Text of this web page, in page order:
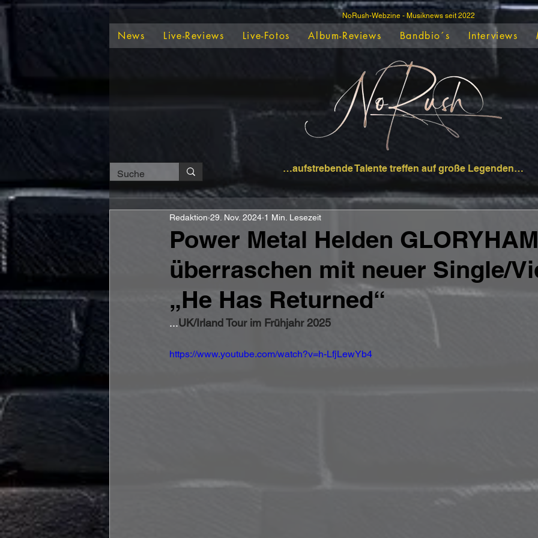
NoRush-Webzine - Musiknews seit 2022
News Live-Reviews Live-Fotos Album-Reviews Bandbio´s Interviews
…aufstrebende Talente treffen auf große Legenden…
Power Metal Helden
überraschen mit neuer Single/
„He Has Returned“
Redaktion 29. Nov. 2024 1 Min. Lesezeit
...UK/Irland Tour im Frühjahr 2025
https://www.youtube.com/watch?v=h-LfjLewYb4